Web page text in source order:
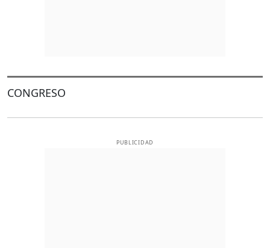
CONGRESO
PUBLICIDAD